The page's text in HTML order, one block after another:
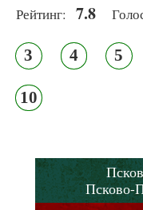
Рейтинг: 7.8
3 4 5
10
Псково-